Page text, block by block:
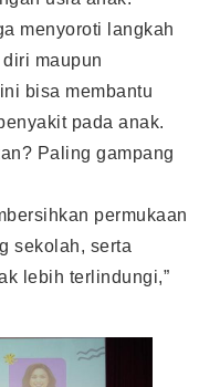
menyoroti langkah
maupun
bisa membantu
pada anak.
Paling gampang
permukaan
sekolah, serta
lebih terlindungi,”